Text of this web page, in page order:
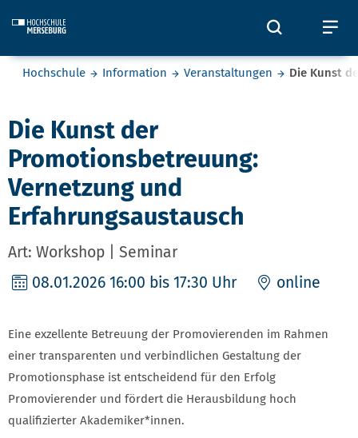
Öffnet
Sie befinden sich hier:
Hochschule Information Veranstaltungen Die Kunst
Die Kunst der
Promotionsbetreuung:
Vernetzung und
Erfahrungsaustausch
Art: Workshop | Seminar
08.01.2026 16:00 bis 17:30 Uhr online
Eine exzellente Betreuung der Promovierenden im Rahmen
einer transparenten und verbindlichen Gestaltung der
Promotionsphase ist entscheidend für den Erfolg
Promovierender und fördert die Herausbildung hoch
qualifizierter Akademiker*innen.